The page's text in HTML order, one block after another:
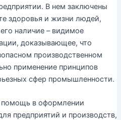
В нем заключены
здоровья и жизни людей,
наличие – видимое
доказывающее, что
производственном
применение принципов
сфер промышленности.
помощь в оформлении
предприятий и производств,